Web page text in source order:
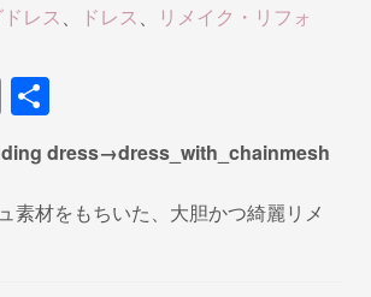
レス、 ドレス、 リメイク・リフォ
E
m
ail
有
dress→dress_with_chainmesh
素材をもちいた、大胆かつ綺麗リメ